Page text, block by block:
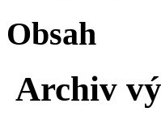
Obsah
Archiv